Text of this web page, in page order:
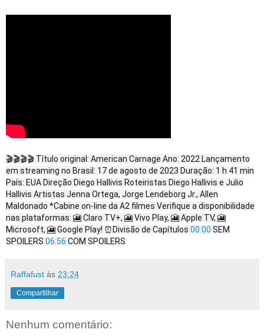
🎬🎬🎬🎬 Título original: American Carnage Ano: 2022 Lançamento
em streaming no Brasil: 17 de agosto de 2023 Duração: 1 h 41 min
País: EUA Direção Diego Hallivis Roteiristas Diego Hallivis e Julio
Hallivis Artistas Jenna Ortega, Jorge Lendeborg Jr., Allen
Maldonado *Cabine on-line da A2 filmes Verifique a disponibilidade
nas plataformas: 🎦 Claro TV+, 🎦 Vivo Play, 🎦 Apple TV, 🎦
Microsoft, 🎦 Google Play! ⏰Divisão de Capítulos 00:00 SEM
SPOILERS 06:56 COM SPOILERS
Raffafust às 23:24
Compartilhar
Nenhum comentário: